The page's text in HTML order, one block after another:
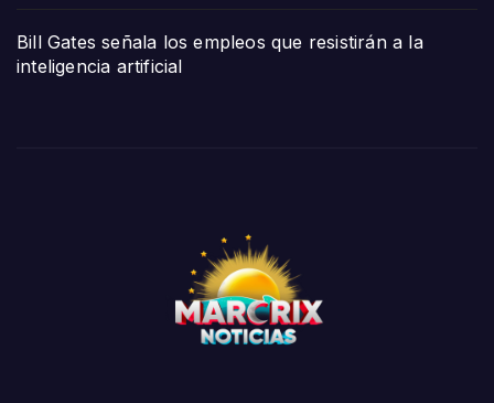
Bill Gates señala los empleos que resistirán a la
inteligencia artificial